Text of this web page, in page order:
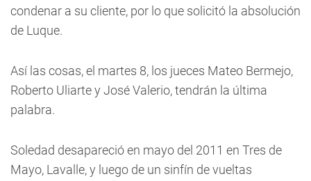
condenar a su cliente, por lo que solicitó la absolución
de Luque.
Así las cosas, el martes 8, los jueces Mateo Bermejo,
Roberto Uliarte y José Valerio, tendrán la última
palabra.
Soledad desapareció en mayo del 2011 en Tres de
Mayo, Lavalle, y luego de un sinfín de vueltas